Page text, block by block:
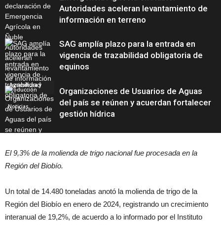
Agricultura y
Producción
Autoridades aceleran levantamiento de
información en terreno
Noticias
SAG amplía plazo para la entrada en
vigencia de trazabilidad obligatoria de
equinos
Gestión hídrica
Organizaciones de Usuarios de Aguas
del país se reúnen y acuerdan fortalecer
gestión hídrica
El 9,3% de la molienda de trigo nacional fue procesada en la
Región del Biobío.
Un total de 14.480 toneladas anotó la molienda de trigo de la
Región del Biobío en enero de 2024, registrando un crecimiento
interanual de 19,2%, de acuerdo a lo informado por el Instituto